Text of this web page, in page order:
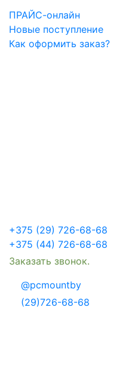
ПРАЙС-онлайн
Новые поступление
Как оформить заказ?
+375 (29) 726-68-68
+375 (44) 726-68-68
Заказать звонок.
@pcmountby
(29)726-68-68